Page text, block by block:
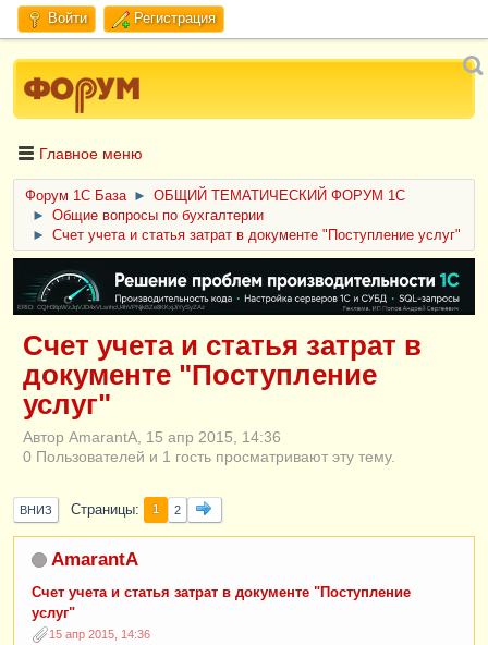
Войти Регистрация
Главное меню
Форум 1C База ►
ОБЩИЙ ТЕМАТИЧЕСКИЙ ФОРУМ 1С
►
Общие вопросы по бухгалтерии
►
Счет учета и статья затрат в документе "Поступление услуг"
ERID: CQH36pWzJqVJD4xVLsnhcU4hVPNjkBZe8KKxjJiYySyZAz
Счет учета и статья затрат в
документе "Поступление
услуг"
Автор AmarantA, 15 апр 2015, 14:36
0 Пользователей и 1 гость просматривают эту тему.
ВНИЗ Страницы 1 2
AmarantA
Счет учета и статья затрат в документе "Поступление
услуг"
15 апр 2015, 14:36